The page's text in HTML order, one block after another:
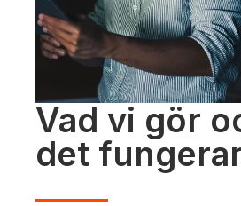
Vad vi gör
det